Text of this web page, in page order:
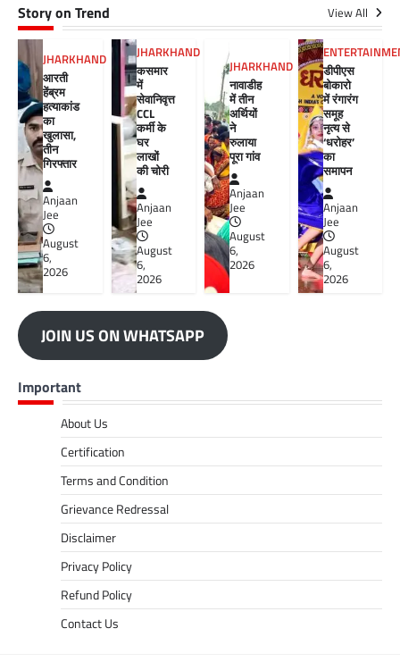
Story on Trend View All
JHARKHAND
आरती
हेंब्रम
हत्याकांड
का
खुलासा,
तीन
गिरफ्तार
Anjaan
Jee
August
6,
2026
JHARKHAND
कसमार
में
सेवानिवृत्त
CCL
कर्मी के
घर
लाखों
की चोरी
Anjaan
Jee
August
6,
2026
JHARKHAND
नावाडीह
में तीन
अर्थियों
ने
रुलाया
पूरा गांव
Anjaan
Jee
August
6,
2026
डीपीएस
बोकारो
में रंगारंग
समूह
नृत्य से
‘धरोहर’
का
समापन
Anjaan
Jee
August
6,
2026
JOIN US ON WHATSAPP
Important
About Us
Certification
Terms and Condition
Grievance Redressal
Disclaimer
Privacy Policy
Refund Policy
Contact Us